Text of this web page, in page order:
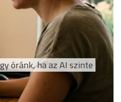
óránk, ha az AI szinte